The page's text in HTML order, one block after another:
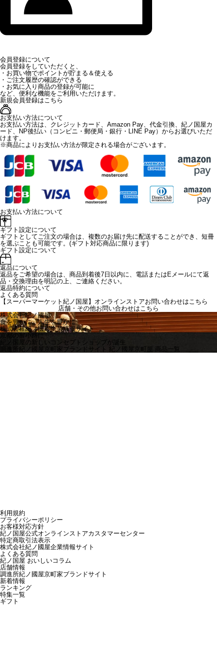
会員登録について
会員登録をしていただくと、
・お買い物でポイントが貯まる＆使える
・ご注文履歴の確認ができる
・お気に入り商品の登録が可能に
など、便利な機能をご利用いただけます。
新規会員登録はこちら
お支払い方法について
お支払い方法は、クレジットカード、Amazon Pay、代金引換、紀ノ国屋カ
ード、NP後払い（コンビニ・郵便局・銀行・LINE Pay）からお選びいただ
けます。
※商品によりお支払い方法が限定される場合がございます。
お支払い方法について
ギフト設定について
ギフトとしてご注文の場合は、複数のお届け先に配送することができ、短冊
を選ぶことも可能です。(ギフト対応商品に限ります)
ギフト設定について
返品について
返品をご希望の場合は、商品到着後7日以内に、電話またはEメールにて返
品・交換理由を明記の上、ご連絡ください。
返品特約について
よくある質問
【スーパーマーケット紀ノ国屋】オンラインストアお問い合わせはこちら
店舗・その他お問い合わせはこちら
株式会社紀ノ國屋
食を豊かに、人生を豊かに
株式会社紀ノ國屋企業情報サイト
京都の富小路に
紀ノ国屋の新しいコンセプトショップが誕生
調進所紀ノ國屋京町家ブランドサイト 紀ノ國屋京町屋 商品一覧
利用規約
プライバシーポリシー
お客様対応方針
紀ノ国屋公式オンラインストアカスタマーセンター
特定商取引法表示
株式会社紀ノ國屋企業情報サイト
よくある質問
紀ノ国屋 おいしいコラム
店舗情報
調進所紀ノ國屋京町家ブランドサイト
新着情報
ランキング
特集一覧
ギフト